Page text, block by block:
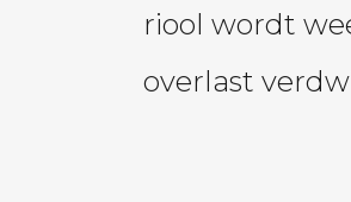
riool wordt
overlast